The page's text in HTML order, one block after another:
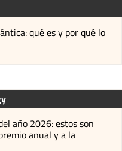
qué es y por qué lo
año 2026: estos son
anual y a la